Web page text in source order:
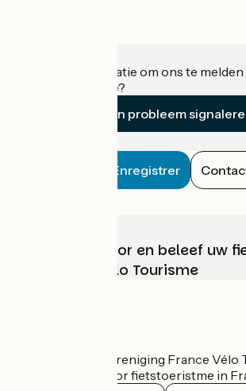
Heeft u informatie om ons te
accommodatie?
Een probleem
Enregistrer
Kies, bereid voor en beleef uw
met France Vélo Tourisme
De nationale vereniging France Vélo
officiële gids voor fietstoeristme in